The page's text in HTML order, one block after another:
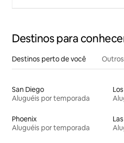
Destinos para
Destinos perto de você
San Diego
Aluguéis por temporada
Phoenix
Aluguéis por temporada